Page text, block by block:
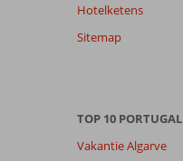
Hotelketens
Sitemap
TOP 10 PORTUGAL
Vakantie Algarve